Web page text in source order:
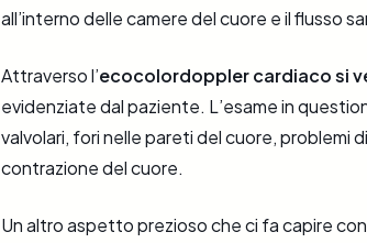
all’interno delle camere del cuore e il flusso
Attraverso l’ecocolordoppler cardiaco si
evidenziate dal paziente. L’esame in
valvolari, fori nelle pareti del cuore, problemi
contrazione del cuore.
Un altro aspetto prezioso che ci fa capire con